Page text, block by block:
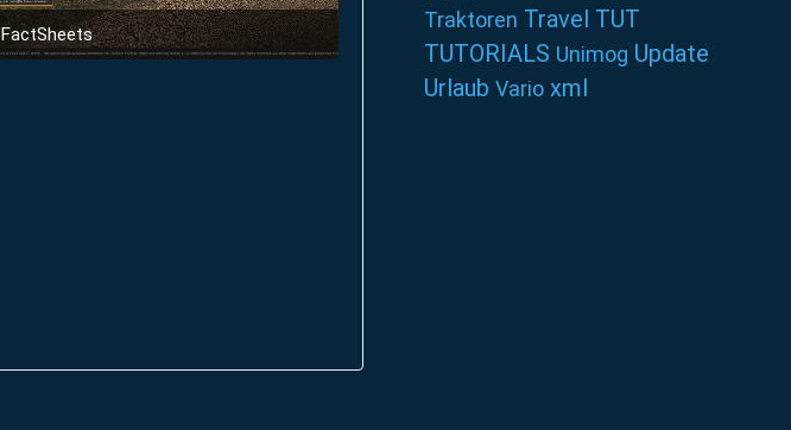
FactSheets
9. November 2018 um 20:00
Traktoren Travel TUT
TUTORIALS Unimog Update
Urlaub Vario xml